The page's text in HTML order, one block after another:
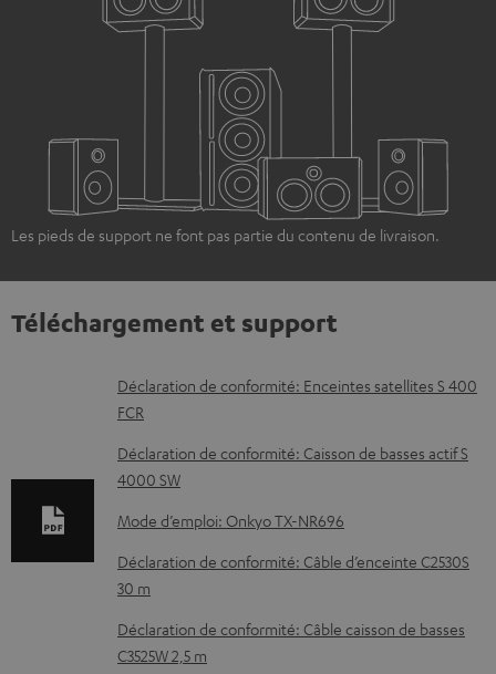
Les pieds de support ne font pas partie du contenu de livraison.
Téléchargement et support
D
o
c
u
m
e
n
t
s
Déclaration de conformité: Enceintes satellites S 400
FCR
Déclaration de conformité: Caisson de basses actif S
4000 SW
Mode d’emploi: Onkyo TX-NR696
Déclaration de conformité: Câble d’enceinte C2530S
30 m
Déclaration de conformité: Câble caisson de basses
C3525W 2,5 m